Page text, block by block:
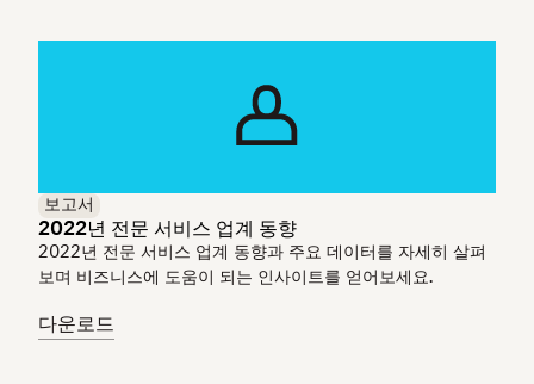
보고서
2022년 전문 서비스 업계 동향
2022년 전문 서비스 업계 동향과 주요 데이터를 자세히 살펴
보며 비즈니스에 도움이 되는 인사이트를 얻어보세요.
다운로드